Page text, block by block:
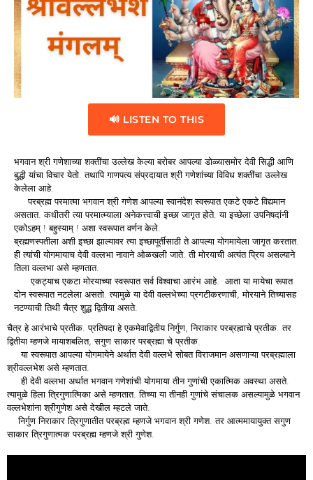
🔊 LISTEN TO THIS
भगवान श्री गणेशाच्या शक्तींचा उल्लेख केल्या बरोबर आपल्या डोळ्यासमोर देवी सिद्धी आणि
बुद्धी यांचा विचार येतो. तथापि गाणपत्य संप्रदायात श्री गणेशांच्या विविध शक्तींचा उल्लेख
केलेला आहे.
परब्रह्म परमात्मा भगवान श्री गणेश आपल्या स्वानंदेश स्वरूपात एकटे एकटे विद्यमान
असतात. कधीतरी त्या परमात्म्याला अनेकत्त्वाची इच्छा जागृत होते. या इच्छेला उपनिषदांनी
एकोऽहम् ! बहुस्याम् ! अशा स्वरूपात वर्णन केले.
ब्रह्मणस्पतीला अशी इच्छा झाल्यावर त्या इच्छापूर्तीसाठी ते आपल्या योगमायेला जागृत करतात.
ही त्यांची योगमायाच देवी वल्लभा नावाने ओळखली जाते. ती मोरयाची अत्यंत प्रिय असल्याने
तिला वल्लभा असे म्हणतात.
एकट्याच एकटा मोरयाच्या स्वरूपात सर्व विश्वाचा आरंभ आहे. आता या मायेचा रूपात
दोन स्वरूपात नटलेला असतो. त्यामुळे या देवी वल्लभेच्या प्रगटीकरणाची, मोरयाने तिच्यासह
नटण्याची तिथी चैत्र शुद्ध द्वितीया असते.
चैत्र हे आरंभाचे प्रतीक. प्रतिपदा हे एकमेवाद्वितीय निर्गुण, निराकार परब्रह्माचे प्रतीक. तर
द्वितीया म्हणजे मायाशबलित, सगुण साकार परब्रह्मा चे प्रतीक.
या स्वरूपात आपल्या योगमायेने अर्थात देवी वल्लभे सोबत विराजमान असणाऱ्या परब्रह्माला
श्रीवल्लभेश असे म्हणतात.
ही देवी वल्लभा अर्थात भगवान गणेशांची योगमाया तीन गुणांची एकात्मिक अवस्था असते.
त्यामुळे हिला त्रिगुणात्मिका असे म्हणतात. तिच्या या तीनही गुणांचे संचालक असल्यामुळे भगवान
वल्लभेशांना श्रीगुणेश असे देखील म्हटले जाते.
निर्गुण निराकार त्रिगुणातीत परब्रह्म म्हणजे भगवान श्री गणेश. तर आत्ममायायुक्त सगुण
साकार त्रिगुणात्मक परब्रह्म म्हणजे श्री गुणेश.